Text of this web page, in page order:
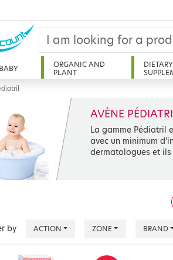
BABY
ORGANIC AND
PLANT
DIETARY
AVÈNE
La gamme Pédiatril
avec un minimum
dermatologues et ils
by ACTION ZONE BRAND